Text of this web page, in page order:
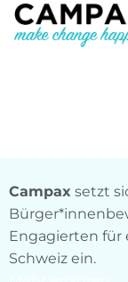
Campax setzt
Engagierten für
Schweiz ein.